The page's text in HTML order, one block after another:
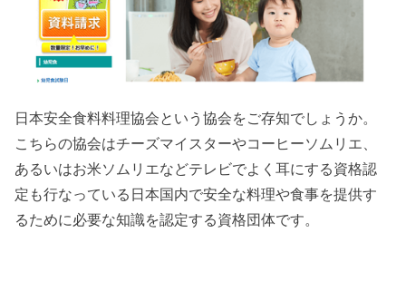
日本安全食料料理協会という協会をご存知でしょうか。
こちらの協会はチーズマイスターやコーヒーソムリエ、
あるいはお米ソムリエなどテレビでよく耳にする資格認
定も行なっている日本国内で安全な料理や食事を提供す
るために必要な知識を認定する資格団体です。